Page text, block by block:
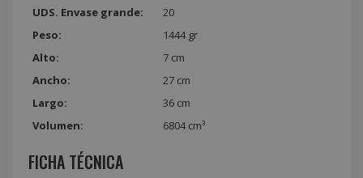
UDS. Envase grande:
20
Peso:
1444 gr
Alto:
7 cm
Ancho:
27 cm
Largo:
36 cm
Volumen:
6804 cm³
FICHA TÉCNICA